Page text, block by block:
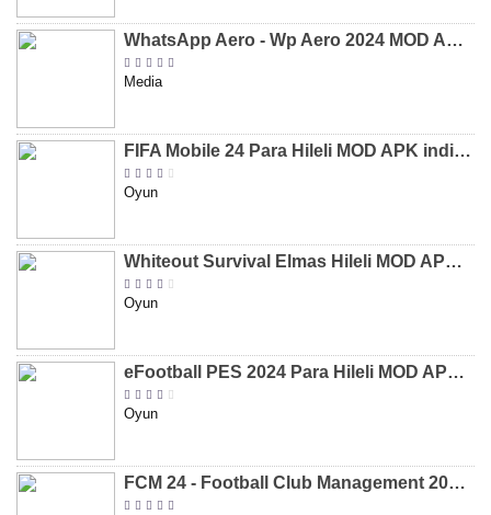
WhatsApp Aero - Wp Aero 2024 MOD APK indir [v10.0.2]
Media
FIFA Mobile 24 Para Hileli MOD APK indir [v20.1.02]
Oyun
Whiteout Survival Elmas Hileli MOD APK indir [v1.13.1]
Oyun
eFootball PES 2024 Para Hileli MOD APK indir [v8.2.0]
Oyun
FCM 24 - Football Club Management 2024 Para Hileli MOD APK indir [v1.0.4]